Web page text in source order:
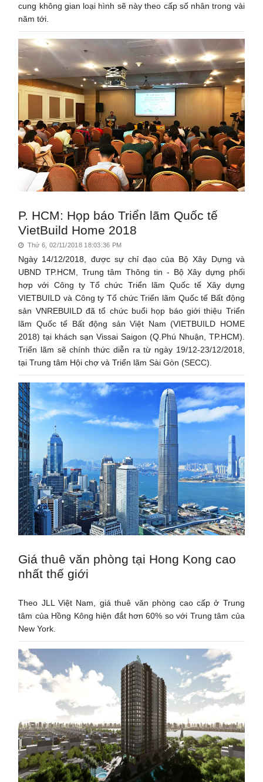
cung không gian loại hình sẽ này theo cấp số nhân trong vài
năm tới.
P. HCM: Họp báo Triển lãm Quốc tế
VietBuild Home 2018
Thứ 6, 02/11/2018 18:03:36 PM
Ngày 14/12/2018, được sự chỉ đạo của Bộ Xây Dựng và
UBND TP.HCM, Trung tâm Thông tin - Bộ Xây dựng phối
hợp với Công ty Tổ chức Triển lãm Quốc tế Xây dựng
VIETBUILD và Công ty Tổ chức Triển lãm Quốc tế Bất động
sản VNREBUILD đã tổ chức buổi họp báo giới thiệu Triển
lãm Quốc tế Bất động sản Việt Nam (VIETBUILD HOME
2018) tại khách sạn Vissai Saigon (Q.Phú Nhuận, TP.HCM).
Triển lãm sẽ chính thức diễn ra từ ngày 19/12-23/12/2018,
tại Trung tâm Hội chợ và Triển lãm Sài Gòn (SECC).
Giá thuê văn phòng tại Hong Kong cao
nhất thế giới
Theo JLL Việt Nam, giá thuê văn phòng cao cấp ở Trung
tâm của Hồng Kông hiện đắt hơn 60% so với Trung tâm của
New York.